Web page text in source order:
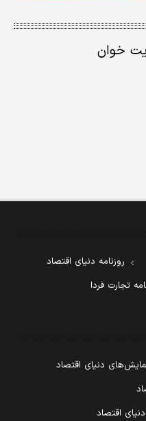
خوان
روزنامه دنیای اقتصاد
تجارت فردا
دنیای اقتصاد
اقتصاد